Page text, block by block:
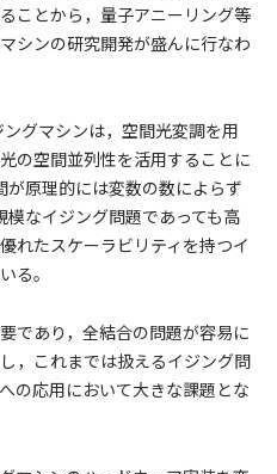
ことから，量子アニーリング等
シンの研究開発が盛んに行なわ
グマシンは，空間光変調を用
の空間並列性を活用することに
が原理的には変数の数によらず
なイジング問題であっても高
れたスケーラビリティを持つイ
る。
であり，全結合の問題が容易に
，これまでは扱えるイジング問
の応用において大きな課題とな